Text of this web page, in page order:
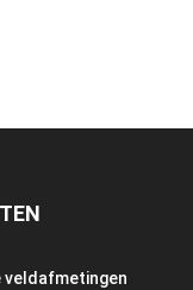
veldafmetingen